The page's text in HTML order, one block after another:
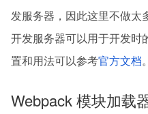
发服务器，因此这里不做太
开发服务器可以用于开发时
置和用法可以参考官方文档。
Webpack 模块加载